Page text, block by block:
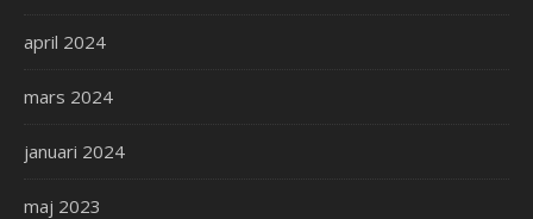
april 2024
mars 2024
januari 2024
maj 2023